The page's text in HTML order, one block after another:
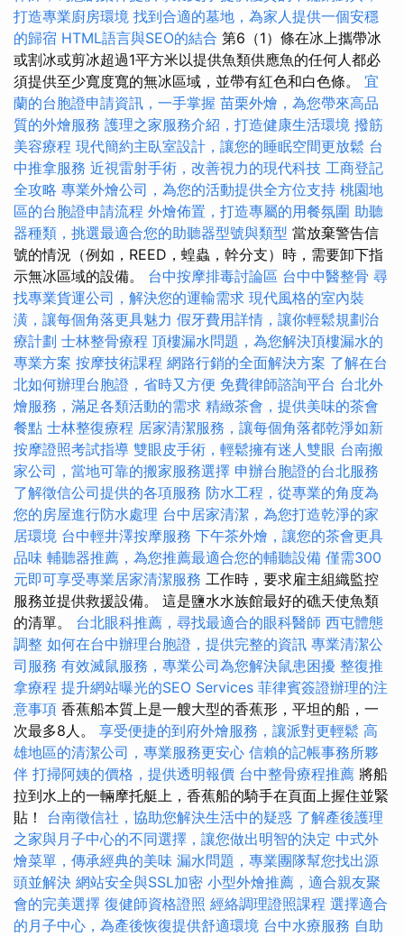
打造專業廚房環境 找到合適的墓地，為家人提供一個安穩
的歸宿 HTML語言與SEO的結合 第6（1）條在冰上攜帶冰
或割冰或剪冰超過1平方米以提供魚類供應魚的任何人都必
須提供至少寬度寬的無冰區域，並帶有紅色和白色條。 宜
蘭的台胞證申請資訊，一手掌握 苗栗外燴，為您帶來高品
質的外燴服務 護理之家服務介紹，打造健康生活環境 撥筋
美容療程 現代簡約主臥室設計，讓您的睡眠空間更放鬆 台
中推拿服務 近視雷射手術，改善視力的現代科技 工商登記
全攻略 專業外燴公司，為您的活動提供全方位支持 桃園地
區的台胞證申請流程 外燴佈置，打造專屬的用餐氛圍 助聽
器種類，挑選最適合您的助聽器型號與類型 當放棄警告信
號的情況（例如，REED，蝗蟲，幹分支）時，需要卸下指
示無冰區域的設備。 台中按摩排毒討論區 台中中醫整骨 尋
找專業貨運公司，解決您的運輸需求 現代風格的室內裝
潢，讓每個角落更具魅力 假牙費用詳情，讓你輕鬆規劃治
療計劃 士林整骨療程 頂樓漏水問題，為您解決頂樓漏水的
專業方案 按摩技術課程 網路行銷的全面解決方案 了解在台
北如何辦理台胞證，省時又方便 免費律師諮詢平台 台北外
燴服務，滿足各類活動的需求 精緻茶會，提供美味的茶會
餐點 士林整復療程 居家清潔服務，讓每個角落都乾淨如新
按摩證照考試指導 雙眼皮手術，輕鬆擁有迷人雙眼 台南搬
家公司，當地可靠的搬家服務選擇 申辦台胞證的台北服務
了解徵信公司提供的各項服務 防水工程，從專業的角度為
您的房屋進行防水處理 台中居家清潔，為您打造乾淨的家
居環境 台中輕井澤按摩服務 下午茶外燴，讓您的茶會更具
品味 輔聽器推薦，為您推薦最適合您的輔聽設備 僅需300
元即可享受專業居家清潔服務 工作時，要求雇主組織監控
服務並提供救援設備。 這是鹽水水族館最好的礁天使魚類
的清單。 台北眼科推薦，尋找最適合的眼科醫師 西屯體態
調整 如何在台中辦理台胞證，提供完整的資訊 專業清潔公
司服務 有效滅鼠服務，專業公司為您解決鼠患困擾 整復推
拿療程 提升網站曝光的SEO Services 菲律賓簽證辦理的注
意事項 香蕉船本質上是一艘大型的香蕉形，平坦的船，一
次最多8人。 享受便捷的到府外燴服務，讓派對更輕鬆 高
雄地區的清潔公司，專業服務更安心 信賴的記帳事務所夥
伴 打掃阿姨的價格，提供透明報價 台中整骨療程推薦 將船
拉到水上的一輛摩托艇上，香蕉船的騎手在頁面上握住並緊
貼！ 台南徵信社，協助您解決生活中的疑惑 了解產後護理
之家與月子中心的不同選擇，讓您做出明智的決定 中式外
燴菜單，傳承經典的美味 漏水問題，專業團隊幫您找出源
頭並解決 網站安全與SSL加密 小型外燴推薦，適合親友聚
會的完美選擇 復健師資格證照 經絡調理證照課程 選擇適合
的月子中心，為產後恢復提供舒適環境 台中水療服務 自助